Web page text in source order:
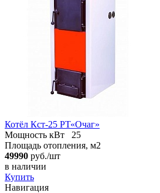
Котёл Кст-25 РТ«Очаг»
Мощность кВт
25
Площадь отопления, м2
49990 руб./шт
в наличии
Купить
Навигация